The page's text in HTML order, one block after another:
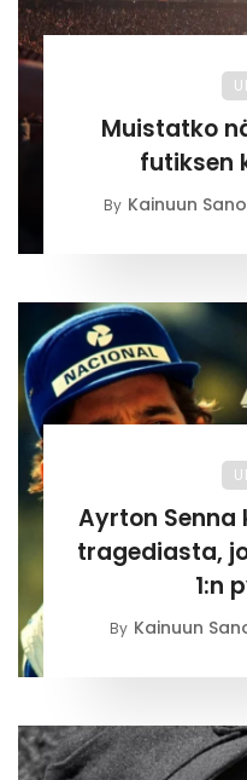
Muistatko
futiksen
By Kainuun
Ayrton Senna
tragediasta,
1:n
By Kainuun